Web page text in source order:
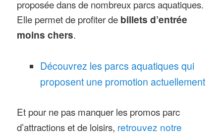
proposée dans de nombreux parcs aquatiques.
Elle permet de profiter de billets d’entrée
moins chers.
Découvrez les parcs aquatiques qui
proposent une promotion actuellement
Et pour ne pas manquer les promos parc
d’attractions et de loisirs, retrouvez notre